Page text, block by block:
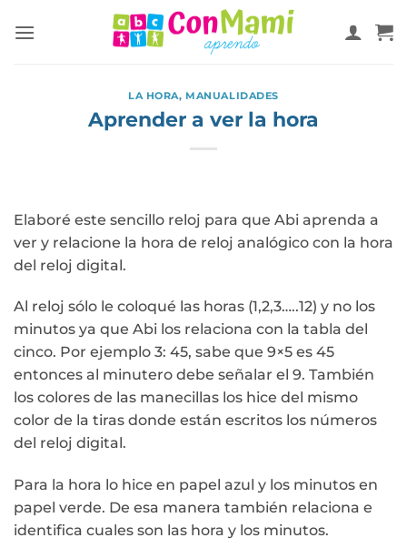
LA HORA, MANUALIDADES
Aprender a ver la hora
Elaboré este sencillo reloj para que Abi aprenda a
ver y relacione la hora de reloj analógico con la hora
del reloj digital.
Al reloj sólo le coloqué las horas (1,2,3…..12) y no los
minutos ya que Abi los relaciona con la tabla del
cinco. Por ejemplo 3: 45, sabe que 9×5 es 45
entonces al minutero debe señalar el 9. También
los colores de las manecillas los hice del mismo
color de la tiras donde están escritos los números
del reloj digital.
Para la hora lo hice en papel azul y los minutos en
papel verde. De esa manera también relaciona e
identifica cuales son las hora y los minutos.